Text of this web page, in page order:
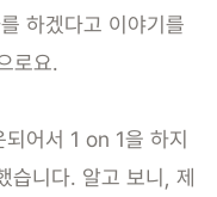
하겠다고 이야기를
로요.
어서 1 on 1을 하지
습니다. 알고 보니, 제